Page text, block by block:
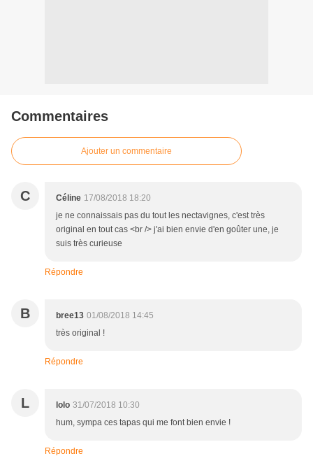
Commentaires
Ajouter un commentaire
C Céline 17/08/2018 18:20
je ne connaissais pas du tout les nectavignes, c'est très
original en tout cas <br /> j'ai bien envie d'en goûter une, je
suis très curieuse
Répondre
B bree13 01/08/2018 14:45
très original !
Répondre
L lolo 31/07/2018 10:30
hum, sympa ces tapas qui me font bien envie !
Répondre